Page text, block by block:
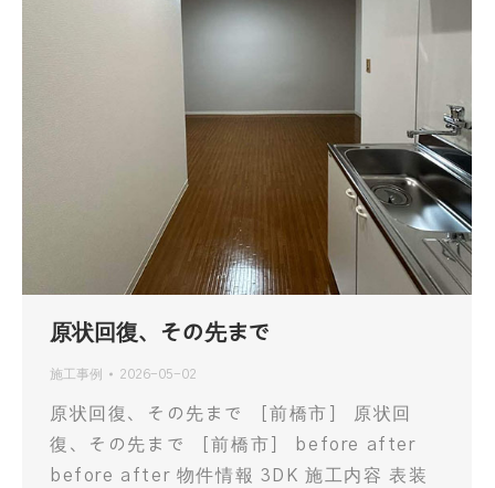
原状回復、その先まで
施工事例 2026-05-02
原状回復、その先まで ［前橋市］ 原状回
復、その先まで ［前橋市］ before after
before after 物件情報 3DK 施工内容 表装